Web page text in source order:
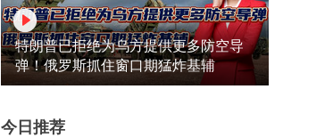
特朗普已拒绝为乌方提供更多防空导
弹！俄罗斯抓住窗口期猛炸基辅
今日推荐